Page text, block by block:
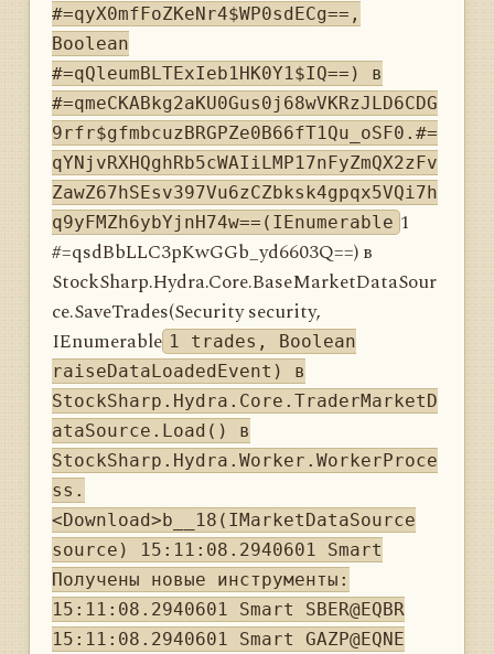
#=qyX0mfFoZKeNr4$WP0sdECg==,
Boolean
#=qQleumBLTExIeb1HK0Y1$IQ==) в
#=qmeCKABkg2aKU0Gus0j68wVKRzJLD6CDG
9rfr$gfmbcuzBRGPZe0B66fT1Qu_oSF0.#=
qYNjvRXHQghRb5cWAIiLMP17nFyZmQX2zFv
ZawZ67hSEsv397Vu6zCZbksk4gpqx5VQi7h
q9yFMZh6ybYjnH74w==(IEnumerable 1
#=qsdBbLLC3pKwGGb_yd6603Q==) в
StockSharp.Hydra.Core.BaseMarketDataSour
ce.SaveTrades(Security security,
IEnumerable 1 trades, Boolean
raiseDataLoadedEvent) в
StockSharp.Hydra.Core.TraderMarketD
ataSource.Load() в
StockSharp.Hydra.Worker.WorkerProce
ss.
<Download>b__18(IMarketDataSource
source) 15:11:08.2940601 Smart
Получены новые инструменты:
15:11:08.2940601 Smart SBER@EQBR
15:11:08.2940601 Smart GAZP@EQNE